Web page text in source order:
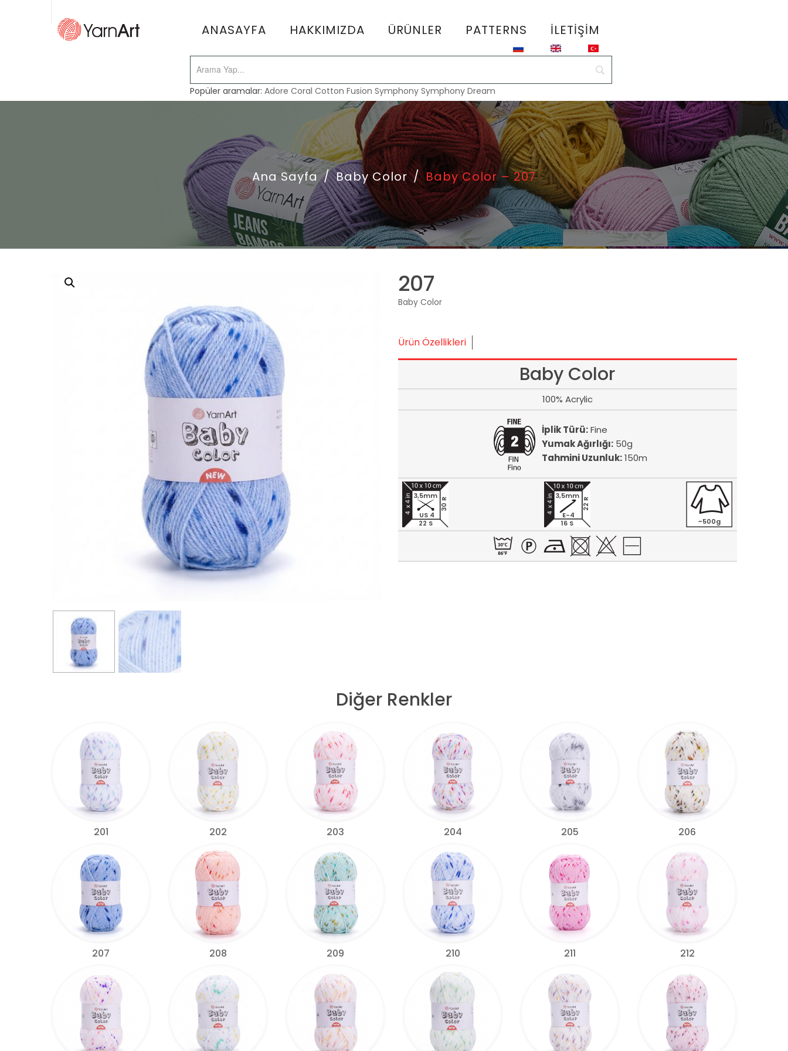
ANASAYFA HAKKIMIZDA ÜRÜNLER PATTERNS İLETIŞIM
Popüler aramalar:Adore Coral Cotton Fusion Symphony Symphony Dream
Ana Sayfa / Baby Color / Baby Color – 207
207
Baby Color
Ürün Özellikleri
Baby Color
100% Acrylic
İplik Türü:Fine
Yumak Ağırlığı:50g
Tahmini Uzunluk:150m
22 S
30 R
3,5mm
US 4
16 S
22 R
3,5mm
E-4
~500g
Diğer Renkler
201 202 203 204 205 206
207 208 209 210 211 212